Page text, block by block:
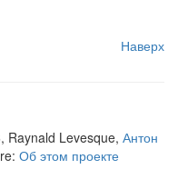
Наверх
Raynald Levesque, Антон
Об этом проекте